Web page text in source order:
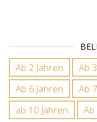
Ab 2 Jahren Ab
Ab 6 Jahren
Ab
ab 10 Jahren
Ab